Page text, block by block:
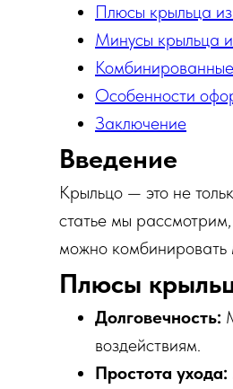
Плюсы крыльца
Минусы крыльца
Особенности
Заключение
Введение
Крыльцо — это не
статье мы
можно комбинировать
Плюсы
Долговечность:
воздействиям.
Простота ухода: